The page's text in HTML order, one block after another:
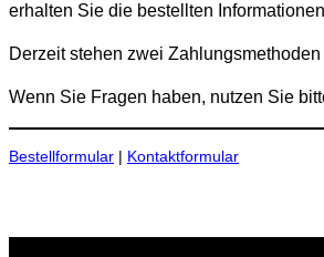
erhalten Sie die bestellten
Derzeit stehen zwei
Wenn Sie Fragen haben, nutzen Sie
Bestellformular | Kontaktformular